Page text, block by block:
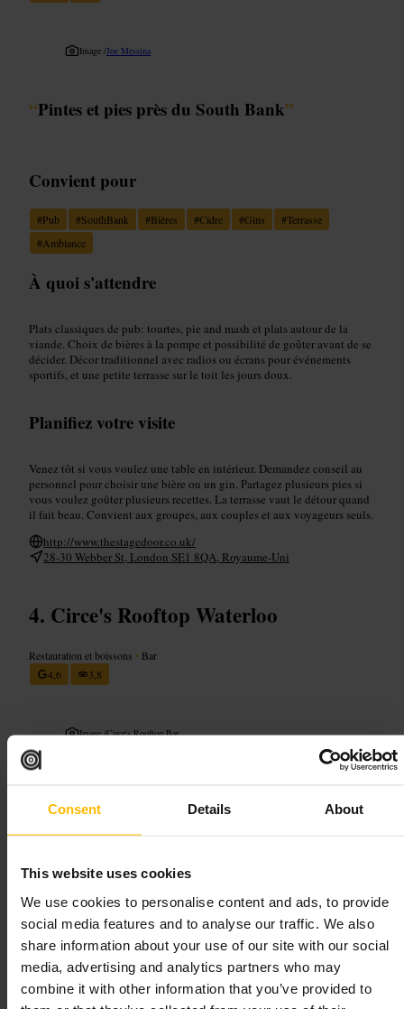
Consent Details About
This website uses cookies
We use cookies to personalise content and ads, to provide
social media features and to analyse our traffic. We also
share information about your use of our site with our social
media, advertising and analytics partners who may
combine it with other information that you’ve provided to
Image /Joe Messina
“Pintes et pies près du South Bank”
Convient pour
#Pub #SouthBank #Bières #Cidre #Gins #Terrasse
#Ambiance
À quoi s'attendre
Plats classiques de pub: tourtes, pie and mash et plats autour de la
viande. Choix de bières à la pompe et possibilité de goûter avant de se
décider. Décor traditionnel avec radios ou écrans pour événements
sportifs, et une petite terrasse sur le toit les jours doux.
Planifiez votre visite
Venez tôt si vous voulez une table en intérieur. Demandez conseil au
personnel pour choisir une bière ou un gin. Partagez plusieurs pies si
vous voulez goûter plusieurs recettes. La terrasse vaut le détour quand
il fait beau. Convient aux groupes, aux couples et aux voyageurs seuls.
http://www.thestagedoor.co.uk/
28-30 Webber St, London SE1 8QA, Royaume-Uni
Circe's Rooftop Waterloo
Restauration et boissons • Bar
4,6
3,8
Image /Circe's Rooftop Bar
Convient pour
# Bar #Toit #Cocktails #Brunch #Vue #Soirée
À quoi s'attendre
Des cocktails créatifs et des portions généreuses, un personnel attentif
et une atmosphère animée lors des brunchs et des soirées. Le lieu